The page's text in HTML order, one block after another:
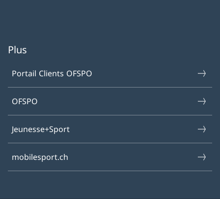
Plus
Portail Clients OFSPO
OFSPO
Jeunesse+Sport
mobilesport.ch